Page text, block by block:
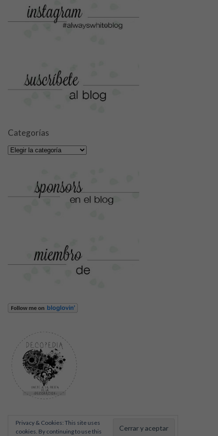
Categorías
Categorías
Privacy & Cookies: This site uses
cookies. By continuing to use this